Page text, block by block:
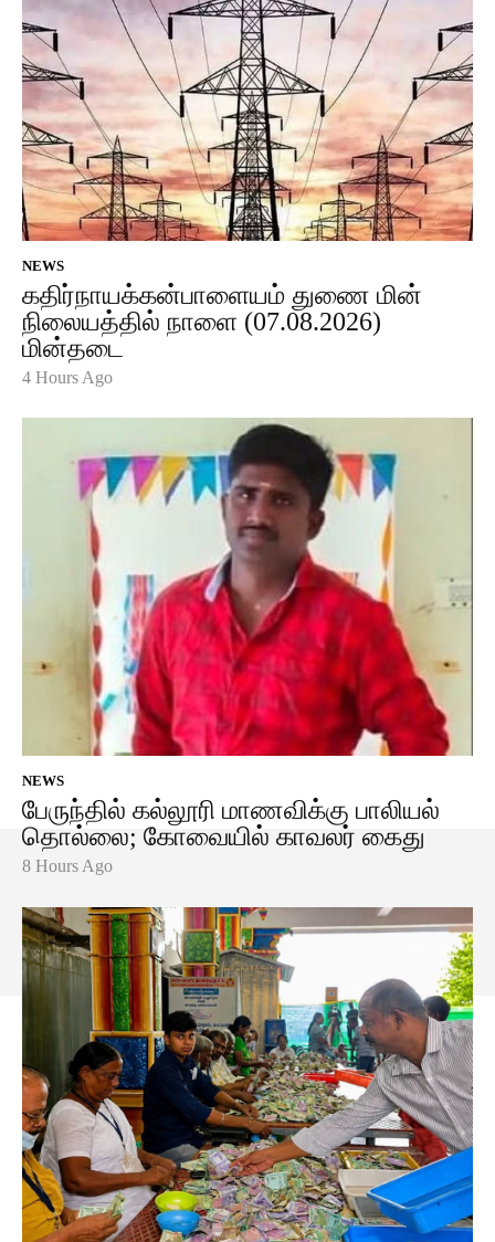
NEWS
கதிர்நாயக்கன்பாளையம் துணை மின்
நிலையத்தில் நாளை (07.08.2026)
மின்தடை
4 Hours Ago
NEWS
பேருந்தில் கல்லூரி மாணவிக்கு பாலியல்
தொல்லை; கோவையில் காவலர் கைது
8 Hours Ago